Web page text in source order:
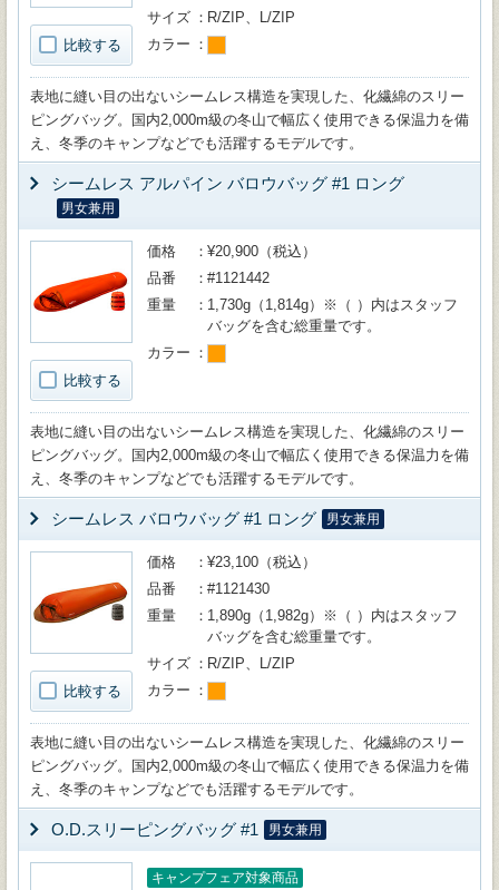
比較する
サイズ
R/ZIP、L/ZIP
カラー
表地に縫い目の出ないシームレス構造を実現した、化繊綿のスリー
ピングバッグ。国内2,000m級の冬山で幅広く使用できる保温力を備
え、冬季のキャンプなどでも活躍するモデルです。
シームレス アルパイン バロウバッグ #1 ロング
男女兼用
比較する
価格
¥20,900（税込）
品番
#1121442
重量
1,730g（1,814g）※（ ）内はスタッフ
バッグを含む総重量です。
カラー
表地に縫い目の出ないシームレス構造を実現した、化繊綿のスリー
ピングバッグ。国内2,000m級の冬山で幅広く使用できる保温力を備
え、冬季のキャンプなどでも活躍するモデルです。
シームレス バロウバッグ #1 ロング 男女兼用
比較する
価格
¥23,100（税込）
品番
#1121430
重量
1,890g（1,982g）※（ ）内はスタッフ
バッグを含む総重量です。
サイズ
R/ZIP、L/ZIP
カラー
表地に縫い目の出ないシームレス構造を実現した、化繊綿のスリー
ピングバッグ。国内2,000m級の冬山で幅広く使用できる保温力を備
え、冬季のキャンプなどでも活躍するモデルです。
O.D.スリーピングバッグ #1 男女兼用
キャンプフェア対象商品